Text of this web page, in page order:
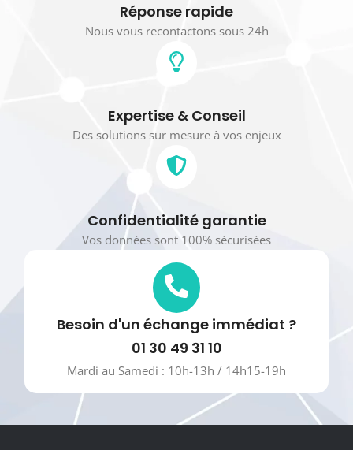
Réponse rapide
Nous vous recontactons sous 24h
Expertise & Conseil
Des solutions sur mesure à vos enjeux
Confidentialité garantie
Vos données sont 100% sécurisées
Besoin d'un échange immédiat ?
01 30 49 31 10
Mardi au Samedi : 10h-13h / 14h15-19h